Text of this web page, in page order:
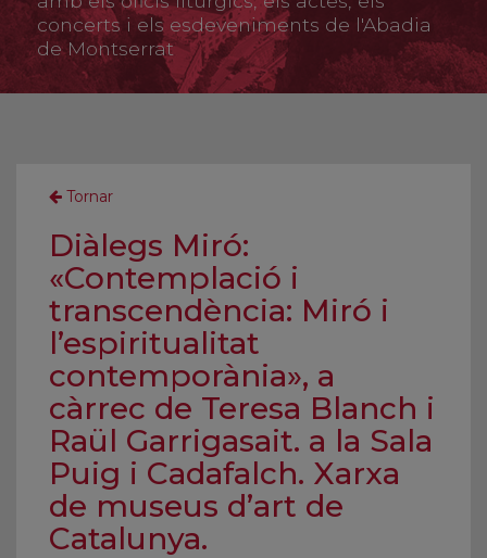
Visita'ns
Ofrenes
concerts i els esdeveniments de l'Abadia
de Montserrat
Tornar
Diàlegs Miró:
«Contemplació i
transcendència: Miró i
l’espiritualitat
contemporània», a
càrrec de Teresa Blanch i
Raül Garrigasait. a la Sala
Puig i Cadafalch. Xarxa
de museus d’art de
Catalunya.